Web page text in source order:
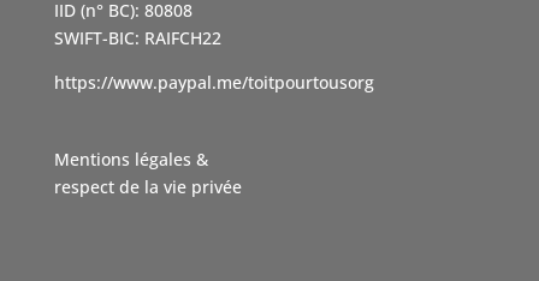
IID (n° BC): 80808
SWIFT-BIC: RAIFCH22
https://www.paypal.me/toitpourtousorg
Mentions légales &
respect de la vie privée